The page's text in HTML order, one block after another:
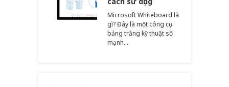
Microsoft Whiteboard là
gì? Đây là một công cụ
bảng trắng kỹ thuật số
mạnh…